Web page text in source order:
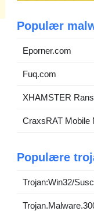
Populær
Eporner.com
Fuq.com
XHAMSTER
CraxsRAT Mobile
Populære
Trojan:Win32/